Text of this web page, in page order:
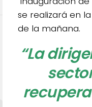
se realizará en
de la mañana.
“La